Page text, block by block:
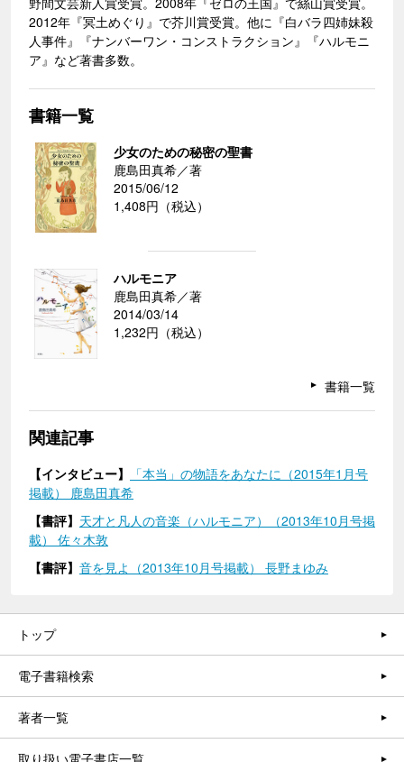
2012年『冥土めぐり』で芥川賞受賞。他に『白バラ四姉妹殺
人事件』『ナンバーワン・コンストラクション』『ハルモニ
ア』など著書多数。
書籍一覧
少女のための秘密の聖書
鹿島田真希／著
2015/06/12
1,408円（税込）
ハルモニア
鹿島田真希／著
2014/03/14
1,232円（税込）
書籍一覧
関連記事
【インタビュー】
「本当」の物語をあなたに（2015年1月号
掲載） 鹿島田真希
【書評】 天才と凡人の音楽（ハルモニア）（2013年10月号掲
載） 佐々木敦
【書評】 音を見よ（2013年10月号掲載） 長野まゆみ
トップ
電子書籍検索
著者一覧
取り扱い電子書店一覧